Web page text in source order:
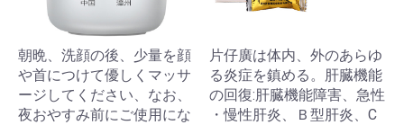
朝晩、洗顔の後、少量を顔
や首につけて優しくマッサ
ージしてください、なお、
夜おやすみ前にご使用にな
片仔廣は体内、外のあらゆ
る炎症を鎮める。肝臓機能
の回復:肝臓機能障害、急性
・慢性肝炎、Ｂ型肝炎、C